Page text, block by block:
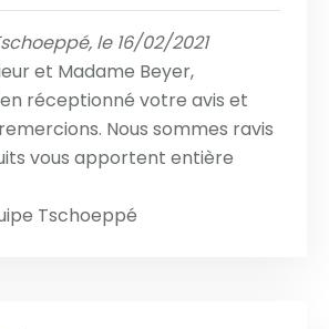
le 16/02/2021
et Madame Beyer,
réceptionné votre avis et
Nous sommes ravis
vous apportent entière
Tschoeppé